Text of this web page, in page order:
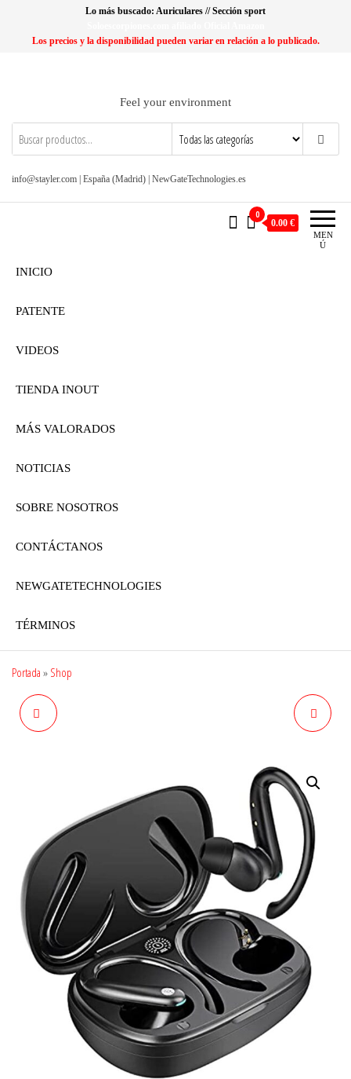
contenido
Lo más buscado: Auriculares // Sección sport
Los precios y la disponibilidad pueden variar en relación a lo publicado.
Feel your environment
info@stayler.com | España (Madrid) | NewGateTechnologies.es
MEN
Ú
0
0.00 €
INICIO
PATENTE
VIDEOS
TIENDA INOUT
MÁS VALORADOS
NOTICIAS
SOBRE NOSOTROS
CONTÁCTANOS
NEWGATETECHNOLOGIES
TÉRMINOS
Portada » Shop